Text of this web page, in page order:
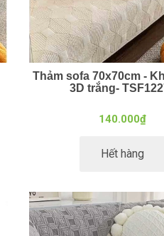
Thảm sofa 70x70cm -
3D trắng-
140.000₫
Hết hàng